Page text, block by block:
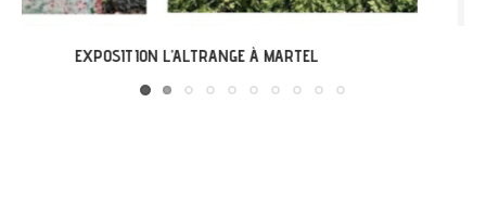
LABASTIDE-DU-VERT : EXPO « ARBONIRISME »